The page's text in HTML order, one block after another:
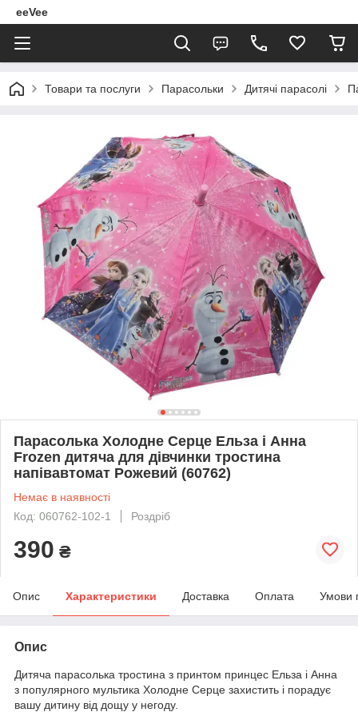
eeVee
Товари та послуги Парасольки Дитячі парасолі
Парасолька Холодне Серце Ельза і Анна
Frozen дитяча для дівчинки тростина
напівавтомат Рожевий (60762)
Немає в наявності
Код: 060762-102-1
Роздріб
390 ₴
Опис Характеристики Доставка Оплата Умови
Опис
Дитяча парасолька тростина з принтом принцес Ельза і Анна
з популярного мультика Холодне Серце захистить і порадує
вашу дитину від дощу у негоду.